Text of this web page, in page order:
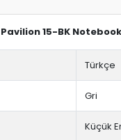
15-BK
Türkçe
Gri
Küçük